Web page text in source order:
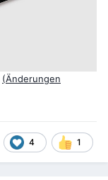
(Änderungen
4 1